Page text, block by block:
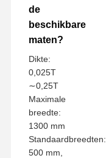
de
beschikbare
maten?
Dikte:
0,025T
∼0,25T
Maximale
breedte:
1300 mm
Standaardbreedten:
500 mm,